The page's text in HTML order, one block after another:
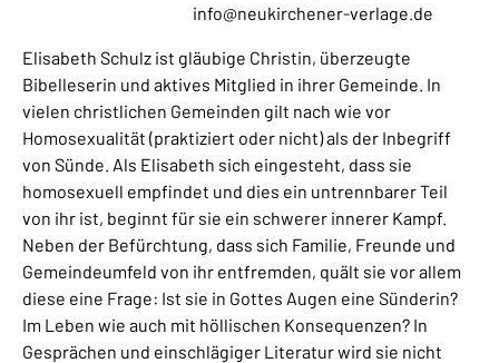
info@neukirchener-verlage.de
Elisabeth Schulz ist gläubige Christin, überzeugte
Bibelleserin und aktives Mitglied in ihrer Gemeinde. In
vielen christlichen Gemeinden gilt nach wie vor
Homosexualität (praktiziert oder nicht) als der Inbegriff
von Sünde. Als Elisabeth sich eingesteht, dass sie
homosexuell empfindet und dies ein untrennbarer Teil
von ihr ist, beginnt für sie ein schwerer innerer Kampf.
Neben der Befürchtung, dass sich Familie, Freunde und
Gemeindeumfeld von ihr entfremden, quält sie vor allem
diese eine Frage: Ist sie in Gottes Augen eine Sünderin?
Im Leben wie auch mit höllischen Konsequenzen? In
Gesprächen und einschlägiger Literatur wird sie nicht